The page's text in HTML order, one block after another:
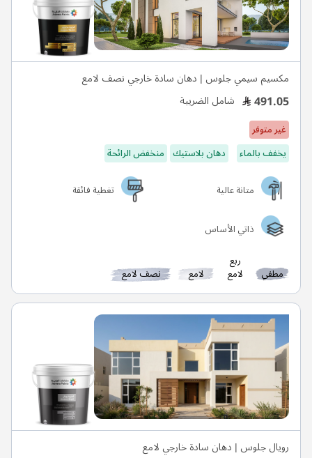
مكسيم سيمي جلوس | دهان سادة خارجي نصف لامع
491.05 شامل الضريبة
غير متوفر
يخفف بالماء
دهان بلاستيك منخفض الرائحة
متانة عالية
تغطية فائقة
ذاتي الأساس
مطفي
ربع
لامع لامع نصف لامع
رويال جلوس | دهان سادة خارجي لامع